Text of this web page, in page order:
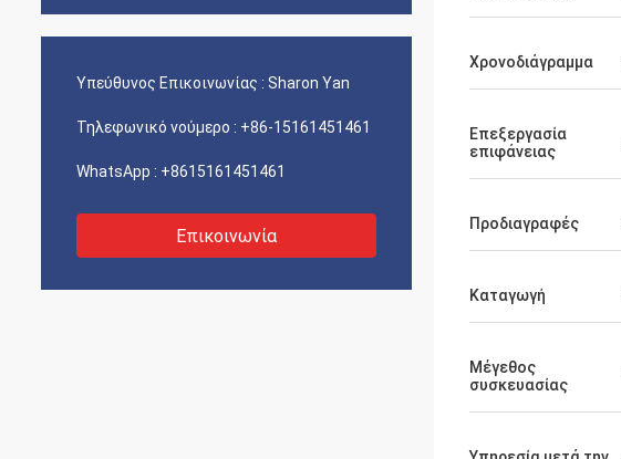
Υπεύθυνος Επικοινωνίας : Sharon Yan
Τηλεφωνικό νούμερο : +86-15161451461
WhatsApp : +8615161451461
Επικοινωνία
Χρονοδιάγραμμα
Επεξεργασία
επιφάνειας
Προδιαγραφές
Καταγωγή
Μέγεθος
συσκευασίας